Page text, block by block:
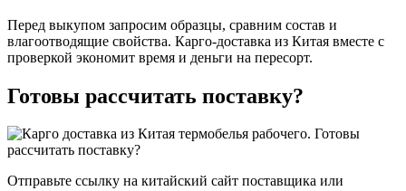
Перед выкупом запросим образцы, сравним состав и
влагоотводящие свойства. Карго-доставка из Китая вместе с
проверкой экономит время и деньги на пересорт.
Готовы рассчитать поставку?
Отправьте ссылку на китайский сайт поставщика или